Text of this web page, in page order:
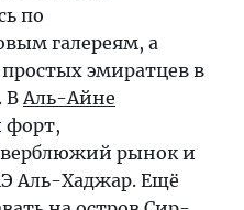
по
галереям, а
эмиратцев в
В Аль-Айне
форт,
верблюжий рынок и
Аль-Хаджар. Ещё